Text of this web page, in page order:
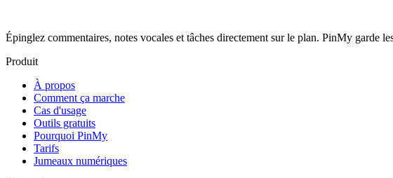
Épinglez commentaires, notes vocales et tâches directement sur le plan. PinMy
Produit
À propos
Comment ça marche
Cas d'usage
Outils gratuits
Pourquoi PinMy
Tarifs
Jumeaux numériques